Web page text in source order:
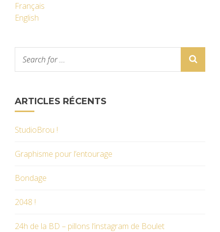
Français
English
ARTICLES RÉCENTS
StudioBrou !
Graphisme pour l’entourage
Bondage
2048 !
24h de la BD – pillons l’instagram de Boulet